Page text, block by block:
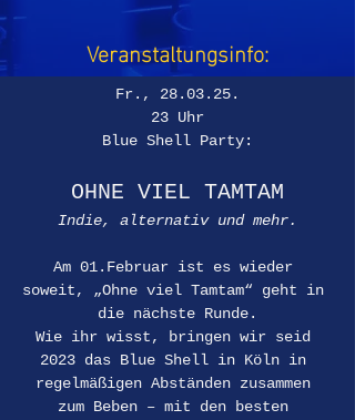
Veranstaltungsinfo:
Fr., 28.03.25.
23 Uhr
Blue Shell Party:
OHNE VIEL TAMTAM
Indie, alternativ und mehr.
Am 01.Februar ist es wieder
soweit, „Ohne viel Tamtam“ geht in
die nächste Runde.
Wie ihr wisst, bringen wir seid
2023 das Blue Shell in Köln in
regelmäßigen Abständen zusammen
zum Beben – mit den besten